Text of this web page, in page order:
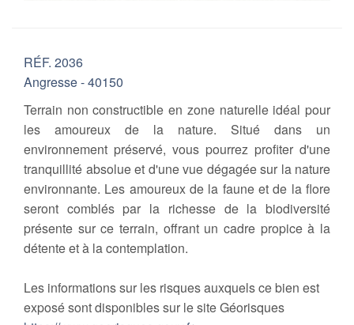
RÉF. 2036
Angresse - 40150
Terrain non constructible en zone naturelle idéal pour
les amoureux de la nature. Situé dans un
environnement préservé, vous pourrez profiter d'une
tranquillité absolue et d'une vue dégagée sur la nature
environnante. Les amoureux de la faune et de la flore
seront comblés par la richesse de la biodiversité
présente sur ce terrain, offrant un cadre propice à la
détente et à la contemplation.
Les informations sur les risques auxquels ce bien est
exposé sont disponibles sur le site Géorisques